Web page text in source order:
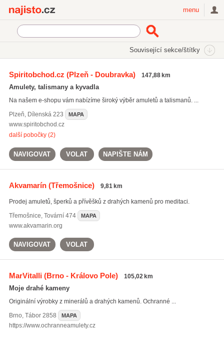
menu
Související sekce/štítky
Náboženské a okultní předměty
Esoterické předměty
Spiritobchod.cz (Plzeň - Doubravka) 147,88 km
Amulety, talismany a kyvadla
Na našem e-shopu vám nabízíme široký výběr amuletů a talismanů. ...
Plzeň, Dílenská 223 MAPA
www.spiritobchod.cz
další pobočky (2)
NAVIGOVAT VOLAT NAPIŠTE NÁM
Akvamarín(Třemošnice) 9,81 km
Prodej amuletů, šperků a přívěšků z drahých kamenů pro meditaci.
Třemošnice, Tovární 474 MAPA
www.akvamarin.org
NAVIGOVAT VOLAT
MarVitalli(Brno - Královo Pole) 105,02 km
Moje drahé kameny
Originální výrobky z minerálů a drahých kamenů. Ochranné ...
Brno, Tábor 2858 MAPA
https://www.ochranneamulety.cz